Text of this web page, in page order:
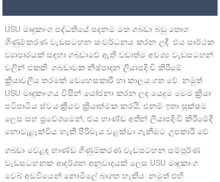
USU මෘදුකාංග පද්ධතියේ පදනම මත ගබඩා බඩු තොග
ගිණුම්කරණ වැඩසටහන සංවර්ධනය කරන ලදී. එය සාර්ථක
ව්‍යාපාරයක් සඳහා ගබඩාවේ ඇති වඩාත්ම අවශ්‍ය වැඩසටහන්
වලින් එකකි. ගබඩාවක නිෂ්පාදන ලියාපදිංචි කිරීමේ
ක්‍රියාවලිය තරමක් වෙහෙසකාරී හා කාලය ගත වේ. නමුත්
USU මෘදුකාංගය විසින් යෝජනා කරන ලද යෙදුම මෙම ක්‍රියා
පටිපාටිය ස්වයංක්‍රීයව ක්‍රියාත්මක කරයි, එනම් ඉතා සූක්ෂම
ලෙස සහ ප්‍රවේශමෙන්, එය භාණ්ඩ අතින් ලියාපදිංචි කිරීමේදී
නොවැළැක්විය හැකි පිරිවැය වළක්වා ගැනීමට උපකාරී වේ.
ගබඩා වෙළඳ භාණ්ඩ ගිණුම්කරණ වැඩසටහන සම්පූර්ණ
වැඩසටහනක ආදර්ශන අනුවාදයක් ලෙස USU මෘදුකාංග
වෙබ් අඩවියෙන් නොමිලේ බාගත හැකිය. නමුත් එහි